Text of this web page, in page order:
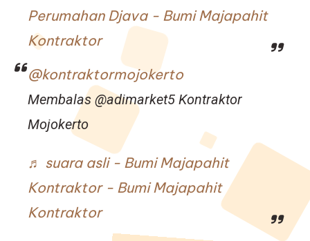
Perumahan Djava - Bumi Majapahit
Kontraktor
@kontraktormojokerto
Membalas @adimarket5 Kontraktor
Mojokerto
♬ suara asli - Bumi Majapahit
Kontraktor - Bumi Majapahit
Kontraktor